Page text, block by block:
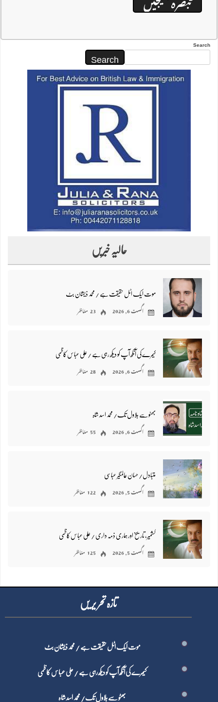
Search
Search
حالیہ خبریں
موت ایک اٹل حقیقت ہے / محمد ذیشان بٹ
اگست 6, 2026 23 مناظر
کیمرے کی آنکھ آپ کو دیکھ رہی ہے / علی عباس کاظمی
اگست 6, 2026 28 مناظر
بھٹو سے بلاول تک/ محمد اسد شاہ
اگست 6, 2026 55 مناظر
متبادل/ حسان عالمگیر عباسی
اگست 5, 2026 122 مناظر
کشمیر، تاریخ اور ہماری ذمہ داری / علی عباس کاظمی
اگست 5, 2026 125 مناظر
تازہ تحر یر یں
موت ایک اٹل حقیقت ہے / محمد ذیشان بٹ
کیمرے کی آنکھ آپ کو دیکھ رہی ہے / علی عباس کاظمی
بھٹو سے بلاول تک/ محمد اسد شاہ